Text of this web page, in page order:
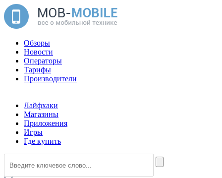
Обзоры
Новости
Операторы
Тарифы
Производители
Лайфхаки
Магазины
Приложения
Игры
Где купить